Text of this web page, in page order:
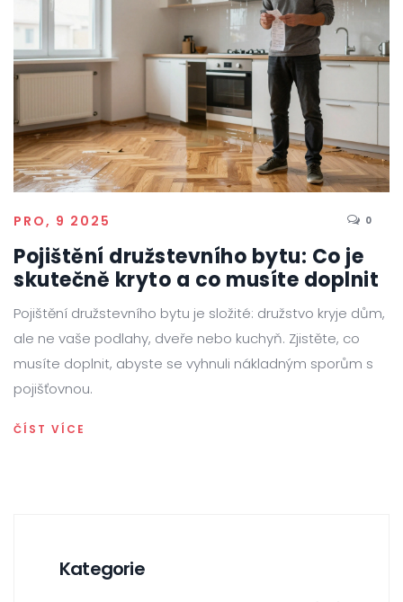
PRO, 9 2025 0
Pojištění družstevního bytu: Co je
skutečně kryto a co musíte doplnit
Pojištění družstevního bytu je složité: družstvo kryje dům,
ale ne vaše podlahy, dveře nebo kuchyň. Zjistěte, co
musíte doplnit, abyste se vyhnuli nákladným sporům s
pojišťovnou.
ČÍST VÍCE
Kategorie